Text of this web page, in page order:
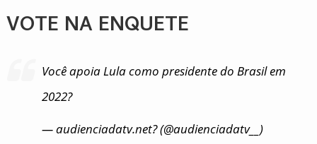
VOTE NA ENQUETE
Você apoia Lula como presidente do Brasil em
2022?
— audienciadatv.net? (@audienciadatv__)